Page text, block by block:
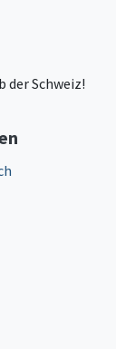
der Schweiz!